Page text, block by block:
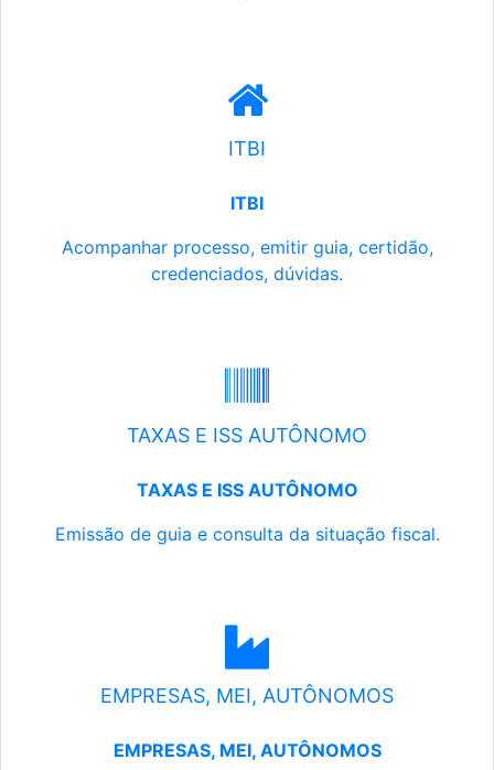
ITBI
ITBI
Acompanhar processo, emitir guia, certidão,
credenciados, dúvidas.
TAXAS E ISS AUTÔNOMO
TAXAS E ISS AUTÔNOMO
Emissão de guia e consulta da situação fiscal.
EMPRESAS, MEI, AUTÔNOMOS
EMPRESAS, MEI, AUTÔNOMOS